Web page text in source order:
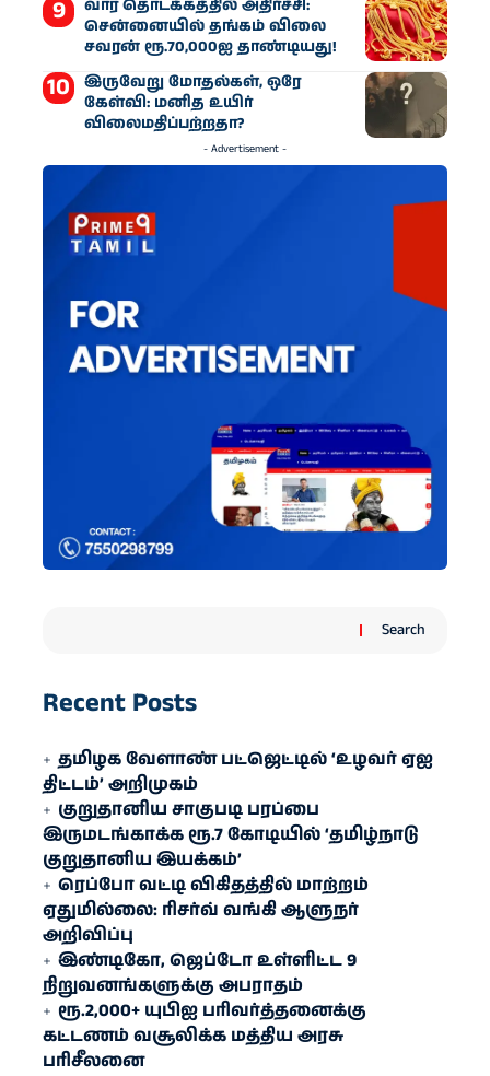
வார தொடக்கத்தில் அதிர்ச்சி:
சென்னையில் தங்கம் விலை
சவரன் ரூ.70,000ஐ தாண்டியது!
இருவேறு மோதல்கள், ஒரே
கேள்வி: மனித உயிர்
விலைமதிப்பற்றதா?
- Advertisement -
Search
Recent Posts
தமிழக வேளாண் பட்ஜெட்டில் ‘உழவர் ஏஐ
திட்டம்’ அறிமுகம்
குறுதானிய சாகுபடி பரப்பை
இருமடங்காக்க ரூ.7 கோடியில் ‘தமிழ்நாடு
குறுதானிய இயக்கம்’
ரெப்போ வட்டி விகிதத்தில் மாற்றம்
ஏதுமில்லை: ரிசர்வ் வங்கி ஆளுநர்
அறிவிப்பு
இண்டிகோ, ஜெப்டோ உள்ளிட்ட 9
நிறுவனங்களுக்கு அபராதம்
ரூ.2,000+ யுபிஐ பரிவர்த்தனைக்கு
கட்டணம் வசூலிக்க மத்திய அரசு
பரிசீலனை